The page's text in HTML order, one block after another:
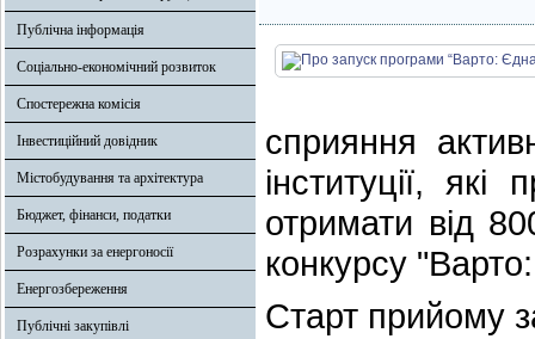
Публічна інформація
Соціально-економічний розвиток
Спостережна комісія
Інвестиційний довідник
Містобудування та архітектура
Бюджет, фінанси, податки
Розрахунки за енергоносії
Енергозбереження
Публічні закупівлі
сприяння
інституції,
отримати від
конкурсу
Старт прийому